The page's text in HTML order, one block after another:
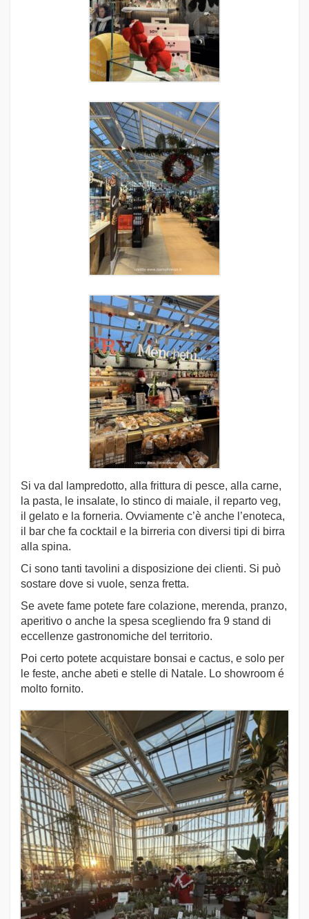
Si va dal lampredotto, alla frittura di pesce, alla carne,
la pasta, le insalate, lo stinco di maiale, il reparto veg,
il gelato e la forneria. Ovviamente c’è anche l’enoteca,
il bar che fa cocktail e la birreria con diversi tipi di birra
alla spina.
Ci sono tanti tavolini a disposizione dei clienti. Si può
sostare dove si vuole, senza fretta.
Se avete fame potete fare colazione, merenda, pranzo,
aperitivo o anche la spesa scegliendo fra 9 stand di
eccellenze gastronomiche del territorio.
Poi certo potete acquistare bonsai e cactus, e solo per
le feste, anche abeti e stelle di Natale. Lo showroom é
molto fornito.